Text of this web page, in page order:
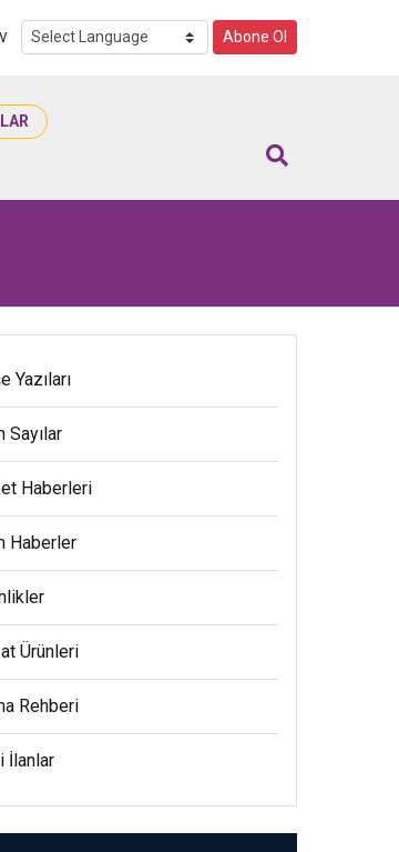
Abone Ol
Yazıları
Sayılar
Haberleri
Haberler
Ürünleri
Rehberi
İlanlar